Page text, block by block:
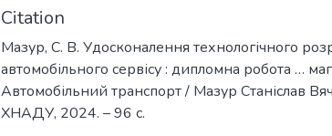
Citation
Мазур, С. В. Удосконалення технологічного
автомобільного сервісу : дипломна робота …
Автомобільний транспорт / Мазур Станіслав
ХНАДУ, 2024. – 96 с.